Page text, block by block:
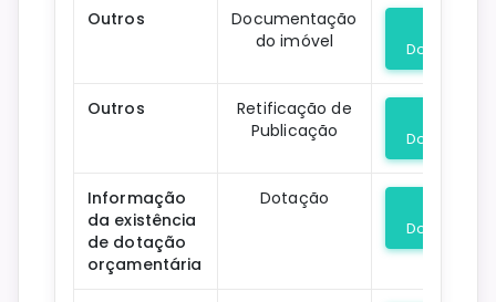
Outros
Documentação
do imóvel
Download
Outros
Retificação de
Publicação
Download
Informação
da existência
de dotação
orçamentária
Dotação
Download